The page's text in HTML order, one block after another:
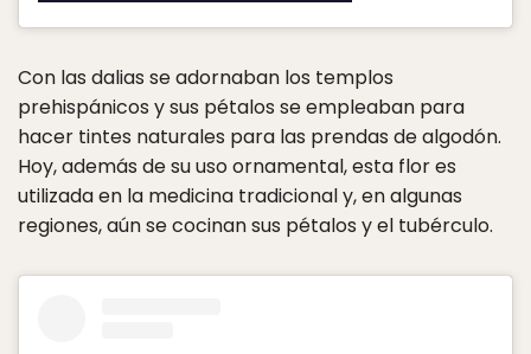
Con las dalias se adornaban los templos
prehispánicos y sus pétalos se empleaban para
hacer tintes naturales para las prendas de algodón.
Hoy, además de su uso ornamental, esta flor es
utilizada en la medicina tradicional y, en algunas
regiones, aún se cocinan sus pétalos y el tubérculo.